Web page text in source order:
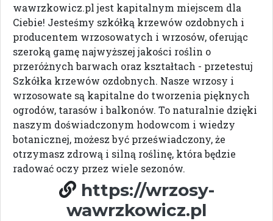
wawrzkowicz.pl jest kapitalnym miejscem dla
Ciebie! Jesteśmy szkółką krzewów ozdobnych i
producentem wrzosowatych i wrzosów, oferując
szeroką gamę najwyższej jakości roślin o
przeróżnych barwach oraz kształtach - przetestuj
Szkółka krzewów ozdobnych. Nasze wrzosy i
wrzosowate są kapitalne do tworzenia pięknych
ogrodów, tarasów i balkonów. To naturalnie dzięki
naszym doświadczonym hodowcom i wiedzy
botanicznej, możesz być przeświadczony, że
otrzymasz zdrową i silną roślinę, która będzie
radować oczy przez wiele sezonów.
https://wrzosy-
wawrzkowicz.pl